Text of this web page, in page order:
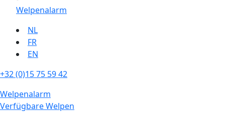
Welpenalarm
NL
FR
EN
+32 (0)15 75 59 42
Welpenalarm
Verfügbare Welpen